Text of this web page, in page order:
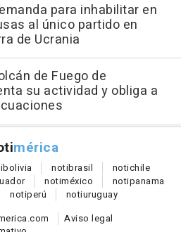
para inhabilitar en
al único partido en
de Ucrania
de Fuego de
su actividad y obliga a
mérica
bolivia notibrasil notichile
notiméxico notipanama
notiperú notiuruguay
Aviso legal